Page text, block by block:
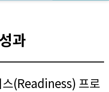
과
스(Readiness) 프로